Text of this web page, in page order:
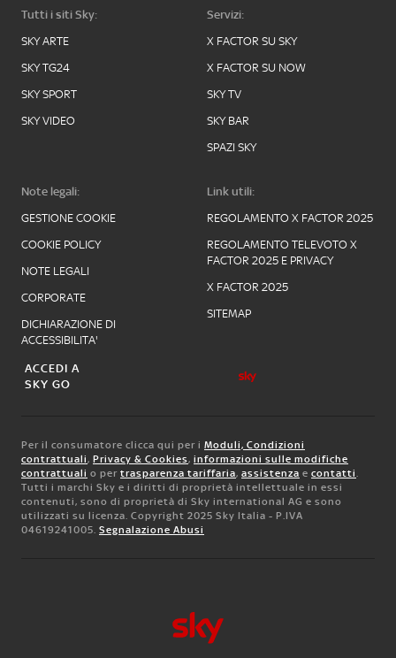
Tutti i siti Sky:
SKY ARTE
SKY TG24
SKY SPORT
SKY VIDEO
Servizi:
X FACTOR SU SKY
X FACTOR SU NOW
SKY TV
SKY BAR
SPAZI SKY
Note legali:
GESTIONE COOKIE
COOKIE POLICY
NOTE LEGALI
CORPORATE
DICHIARAZIONE DI
ACCESSIBILITA'
Link utili:
REGOLAMENTO X FACTOR 2025
REGOLAMENTO TELEVOTO X
FACTOR 2025 E PRIVACY
X FACTOR 2025
SITEMAP
ACCEDI A
SKY GO
Per il consumatore clicca qui per i Moduli, Condizioni
contrattuali, Privacy & Cookies, informazioni sulle modifiche
contrattuali o per trasparenza tariffaria, assistenza e contatti.
Tutti i marchi Sky e i diritti di proprietà intellettuale in essi
contenuti, sono di proprietà di Sky international AG e sono
utilizzati su licenza. Copyright 2025 Sky Italia - P.IVA
04619241005. Segnalazione Abusi